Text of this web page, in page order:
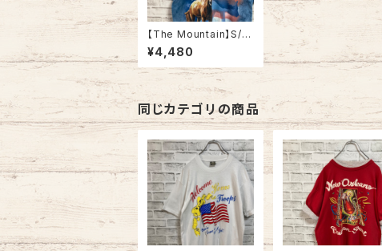
【The Mountain】S/S
Tee L “Tie dye” タイ
ダイ Tシャツ アニマル
馬 ホース 星条旗 アメ
¥4,480
同じカテゴリの商品